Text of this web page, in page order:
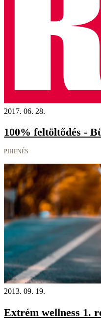
2017. 06. 28.
100% feltöltődés -
PIHENÉS
2013. 09. 19.
Extrém wellness 1.